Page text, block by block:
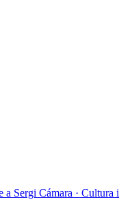
Sergi Cámara · Cultura i